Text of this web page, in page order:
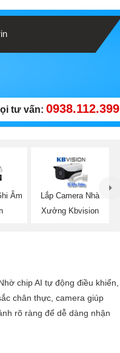
tư vấn: 0938.112.399
Âm
Lắp Camera Nhà
Xưởng Kbvision
chip AI tự động điều khiển,
chân thực, camera giúp
rõ ràng để dễ dàng nhận